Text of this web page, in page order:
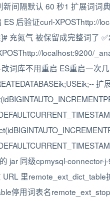
新间隔默认 60 秒1 扩展词
后验证curl-XPOSThttp://
充氮气 被保留成完整词了
localhost:9200/
词库不用重启 ES重启一次
扩
jar 同级cpmysql-
里
停用词表名